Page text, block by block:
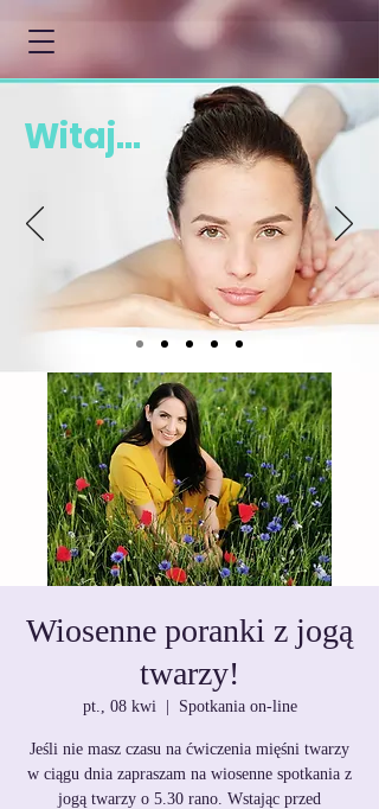
Witaj...
Wiosenne poranki z jogą
twarzy!
pt., 08 kwi
  |
Spotkania on-line
Jeśli nie masz czasu na ćwiczenia mięśni twarzy
w ciągu dnia zapraszam na wiosenne spotkania z
jogą twarzy o 5.30 rano. Wstając przed